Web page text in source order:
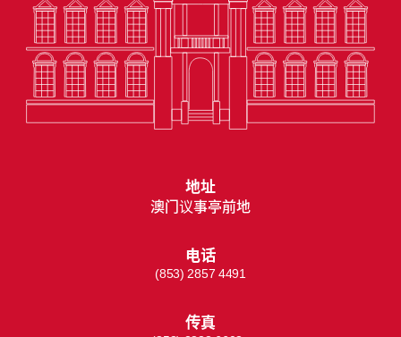
地址
澳门议事亭前地
电话
(853) 2857 4491
传真